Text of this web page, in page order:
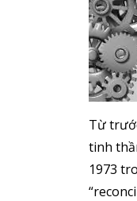
Từ
tinh
1973